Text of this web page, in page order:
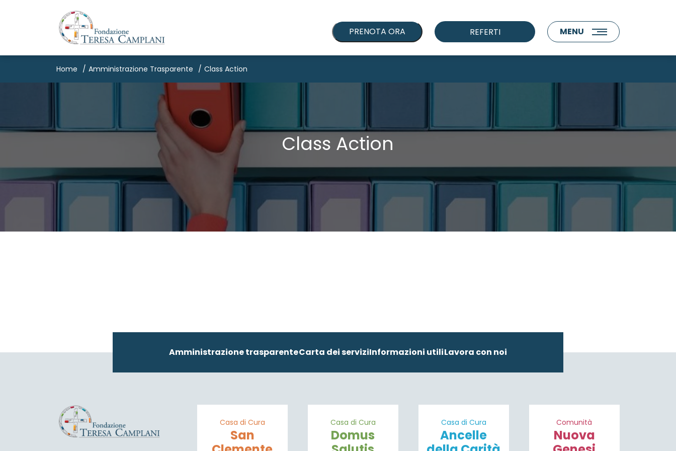
PRENOTA ORA REFERTI MENU
Home Amministrazione Trasparente Class Action
Class Action
Amministrazione trasparenteCarta dei serviziInformazioni utiliLavora con noi
Casa di Cura
San
Casa di Cura
Domus
Casa di Cura
Ancelle
Comunità
Nuova